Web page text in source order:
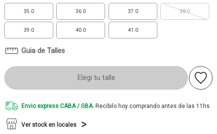
35.0 36.0 37.0 38.0
39.0 40.0 41.0
Guia de Talles
Elegí tu talle
Envio express CABA / GBA. Recibilo hoy comprando antes de las 11hs
Ver stock en locales